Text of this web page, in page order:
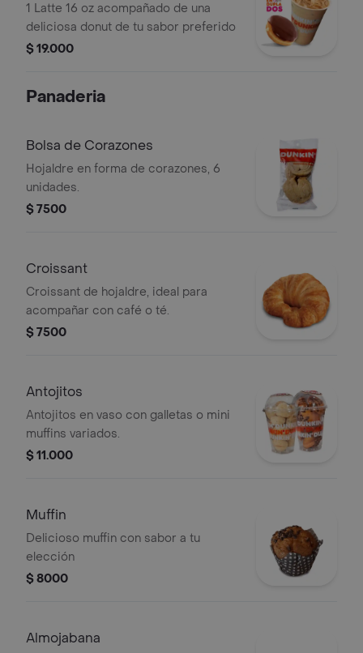
1 Latte 16 oz acompañado de una
deliciosa donut de tu sabor preferido
$ 19.000
Panaderia
Bolsa de Corazones
Hojaldre en forma de corazones, 6
unidades.
$ 7500
Croissant
Croissant de hojaldre, ideal para
acompañar con café o té.
$ 7500
Antojitos
Antojitos en vaso con galletas o mini
muffins variados.
$ 11.000
Muffin
Delicioso muffin con sabor a tu
elección
$ 8000
Almojabana